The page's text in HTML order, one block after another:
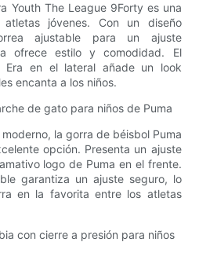
Youth The League 9Forty es una
jóvenes. Con un diseño
ajustable para un ajuste
ofrece estilo y comodidad. El
Era en el lateral añade un look
encanta a los niños.
de gato para niños de Puma
la gorra de béisbol Puma
opción. Presenta un ajuste
logo de Puma en el frente.
garantiza un ajuste seguro, lo
en la favorita entre los atletas
con cierre a presión para niños